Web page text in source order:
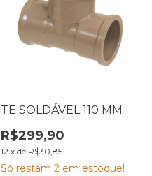
TE SOLDÁVEL 110 MM
R$299,90
12 x de R$30,85
Só restam 2 em estoque!